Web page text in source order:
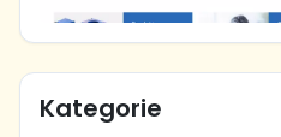
Kategorie